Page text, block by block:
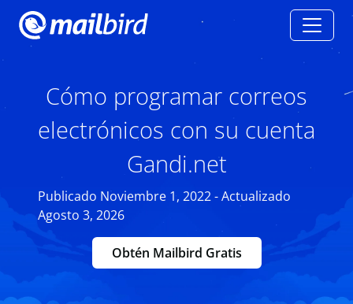
Cómo programar correos
electrónicos con su cuenta
Gandi.net
Publicado Noviembre 1, 2022 - Actualizado
Agosto 3, 2026
Obtén Mailbird Gratis